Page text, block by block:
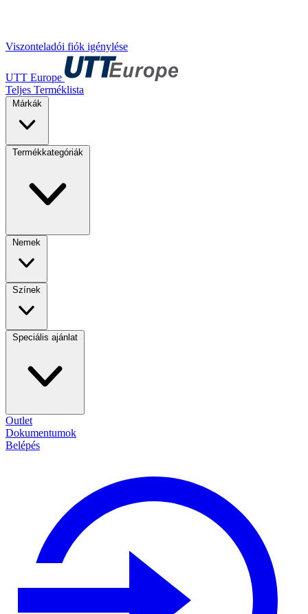
Viszonteladói fiók igénylése
UTT Europe
Teljes Terméklista
Márkák
Termékkategóriák
Nemek
Színek
Speciális ajánlat
Outlet
Dokumentumok
Belépés